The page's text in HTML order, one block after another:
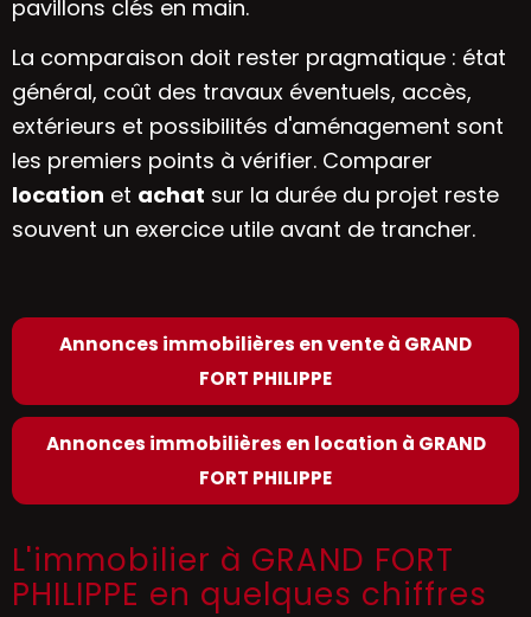
pavillons clés en main.
La comparaison doit rester pragmatique : état
général, coût des travaux éventuels, accès,
extérieurs et possibilités d'aménagement sont
les premiers points à vérifier. Comparer
location et achat sur la durée du projet reste
souvent un exercice utile avant de trancher.
Annonces immobilières en vente à GRAND
FORT PHILIPPE
Annonces immobilières en location à GRAND
FORT PHILIPPE
L'immobilier à GRAND FORT
PHILIPPE en quelques chiffres